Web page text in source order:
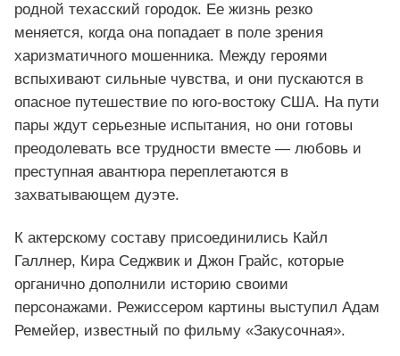
родной техасский городок. Ее жизнь резко
меняется, когда она попадает в поле зрения
харизматичного мошенника. Между героями
вспыхивают сильные чувства, и они пускаются в
опасное путешествие по юго‑востоку США. На пути
пары ждут серьезные испытания, но они готовы
преодолевать все трудности вместе — любовь и
преступная авантюра переплетаются в
захватывающем дуэте.
К актерскому составу присоединились Кайл
Галлнер, Кира Седжвик и Джон Грайс, которые
органично дополнили историю своими
персонажами. Режиссером картины выступил Адам
Ремейер, известный по фильму «Закусочная».